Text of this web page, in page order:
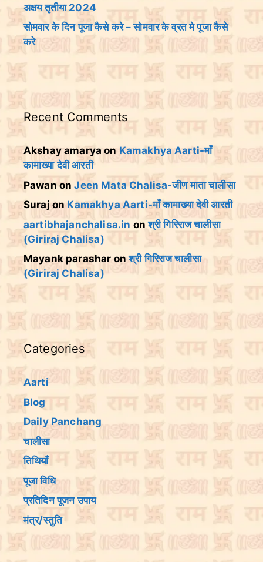
अक्षय तृतीया 2024
सोमवार के दिन पूजा कैसे करे – सोमवार के व्रत मे पूजा कैसे
करे
Recent Comments
Akshay amarya on Kamakhya Aarti-माँ
कामाख्या देवी आरती
Pawan onJeen Mata Chalisa-जीण माता चालीसा
SurajonKamakhya Aarti-माँ कामाख्या देवी आरती
aartibhajanchalisa.in onश्री गिरिराज चालीसा
(Giriraj Chalisa)
Mayank parashar onश्री गिरिराज चालीसा
(Giriraj Chalisa)
Categories
Aarti
Blog
Daily Panchang
चालीसा
तिथियांँ
पूजा विधि
प्रतिदिन पूजन उपाय
मंत्र/स्तुति